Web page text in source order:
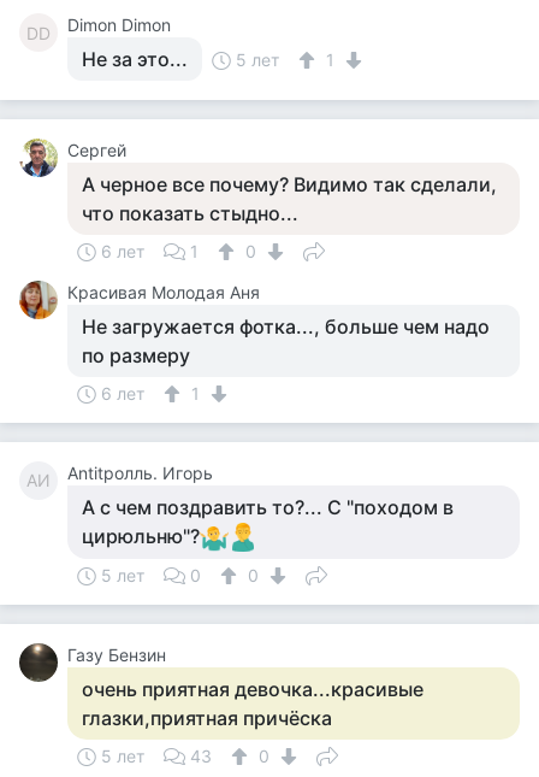
DD Dimon Dimon
Не за это... 5 лет 1
Сергей
А черное все почему? Видимо так сделали,
что показать стыдно...
6 лет 1
0
Красивая Молодая Аня
Не загружается фотка..., больше чем надо
по размеру
6 лет 1
AИ Antitролль. Игорь
А с чем поздравить то?... С "походом в
цирюльню"?
5 лет 0 0
Газу Бензин
очень приятная девочка...красивые
глазки,приятная причёска
5 лет 43
0